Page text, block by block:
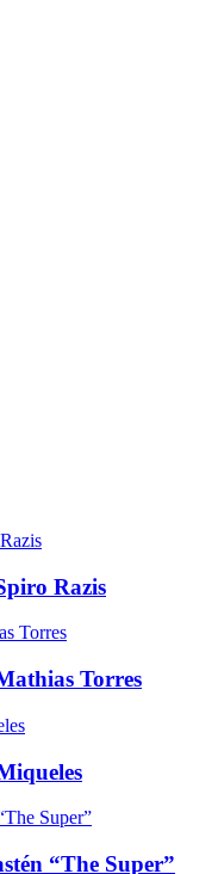
Razis
Torres
“The Super”